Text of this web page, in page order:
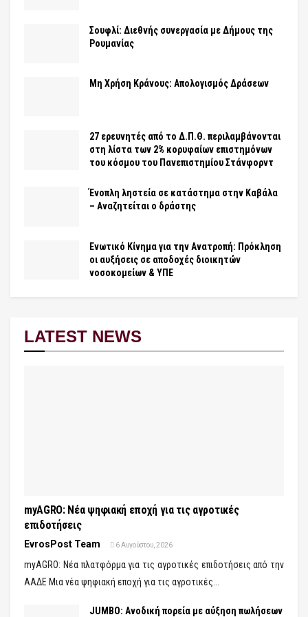
Σουφλί: Διεθνής συνεργασία με Δήμους της
Ρουμανίας
Μη Χρήση Κράνους: Απολογισμός Δράσεων
27 ερευνητές από το Δ.Π.Θ. περιλαμβάνονται
στη λίστα των 2% κορυφαίων επιστημόνων
του κόσμου του Πανεπιστημίου Στάνφορντ
Ένοπλη ληστεία σε κατάστημα στην Καβάλα
– Αναζητείται ο δράστης
Ενωτικό Κίνημα για την Ανατροπή: Πρόκληση
οι αυξήσεις σε αποδοχές διοικητών
νοσοκομείων & ΥΠΕ
LATEST NEWS
myAGRO: Νέα ψηφιακή εποχή για τις αγροτικές
επιδοτήσεις
EvrosPost Team 6 Αυγούστου, 2026
myAGRO: Νέα πλατφόρμα για τις αγροτικές επιδοτήσεις από την
ΑΑΔΕ Μια νέα ψηφιακή εποχή για τις αγροτικές...
JUMBO: Ανοδική πορεία με αύξηση πωλήσεων